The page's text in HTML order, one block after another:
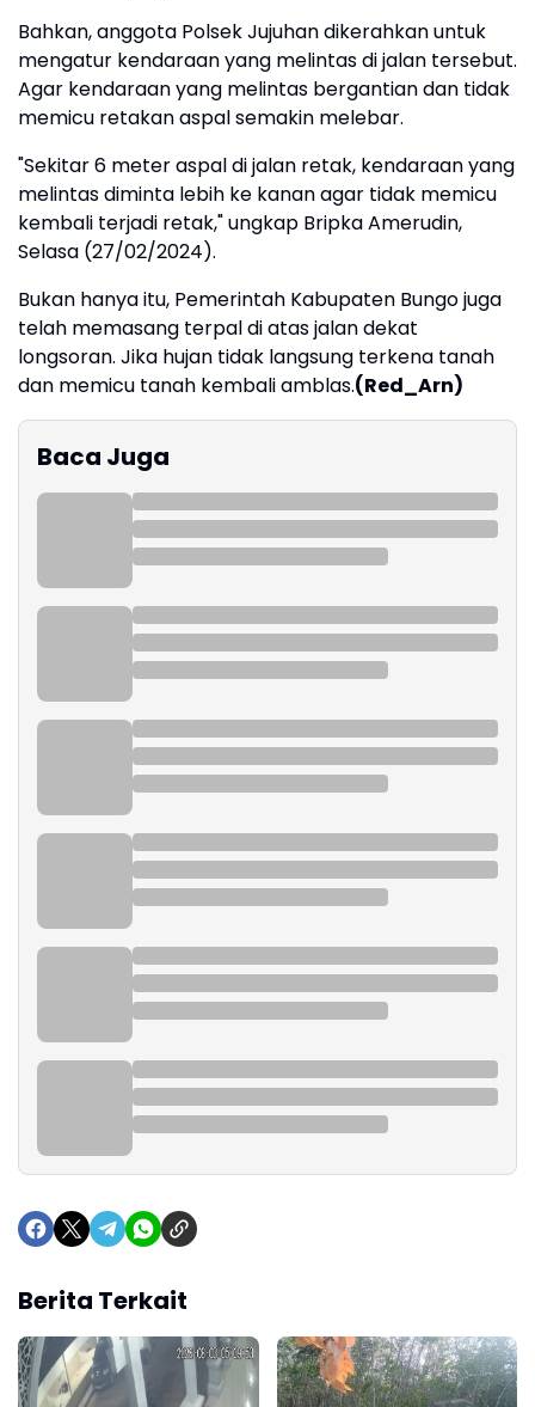
Bahkan, anggota Polsek Jujuhan dikerahkan untuk
mengatur kendaraan yang melintas di jalan tersebut.
Agar kendaraan yang melintas bergantian dan tidak
memicu retakan aspal semakin melebar.
"Sekitar 6 meter aspal di jalan retak, kendaraan yang
melintas diminta lebih ke kanan agar tidak memicu
kembali terjadi retak," ungkap Bripka Amerudin,
Selasa (27/02/2024).
Bukan hanya itu, Pemerintah Kabupaten Bungo juga
telah memasang terpal di atas jalan dekat
longsoran. Jika hujan tidak langsung terkena tanah
dan memicu tanah kembali amblas.(Red_Arn)
Baca Juga
Berita Terkait